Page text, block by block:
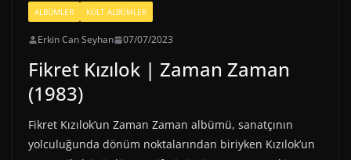
ALBÜMLER KÜLT ALBÜMLER
Erkin Can Seyhan 07/07/2023
Fikret Kızılok | Zaman Zaman
(1983)
Fikret Kızılok’un Zaman Zaman albümü, sanatçının
yolculuğunda dönüm noktalarından biriyken Kızılok’un